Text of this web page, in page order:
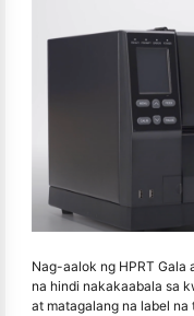
Nag-aalok ng HPRT
na hindi nakakaabala sa
at matagalang na label